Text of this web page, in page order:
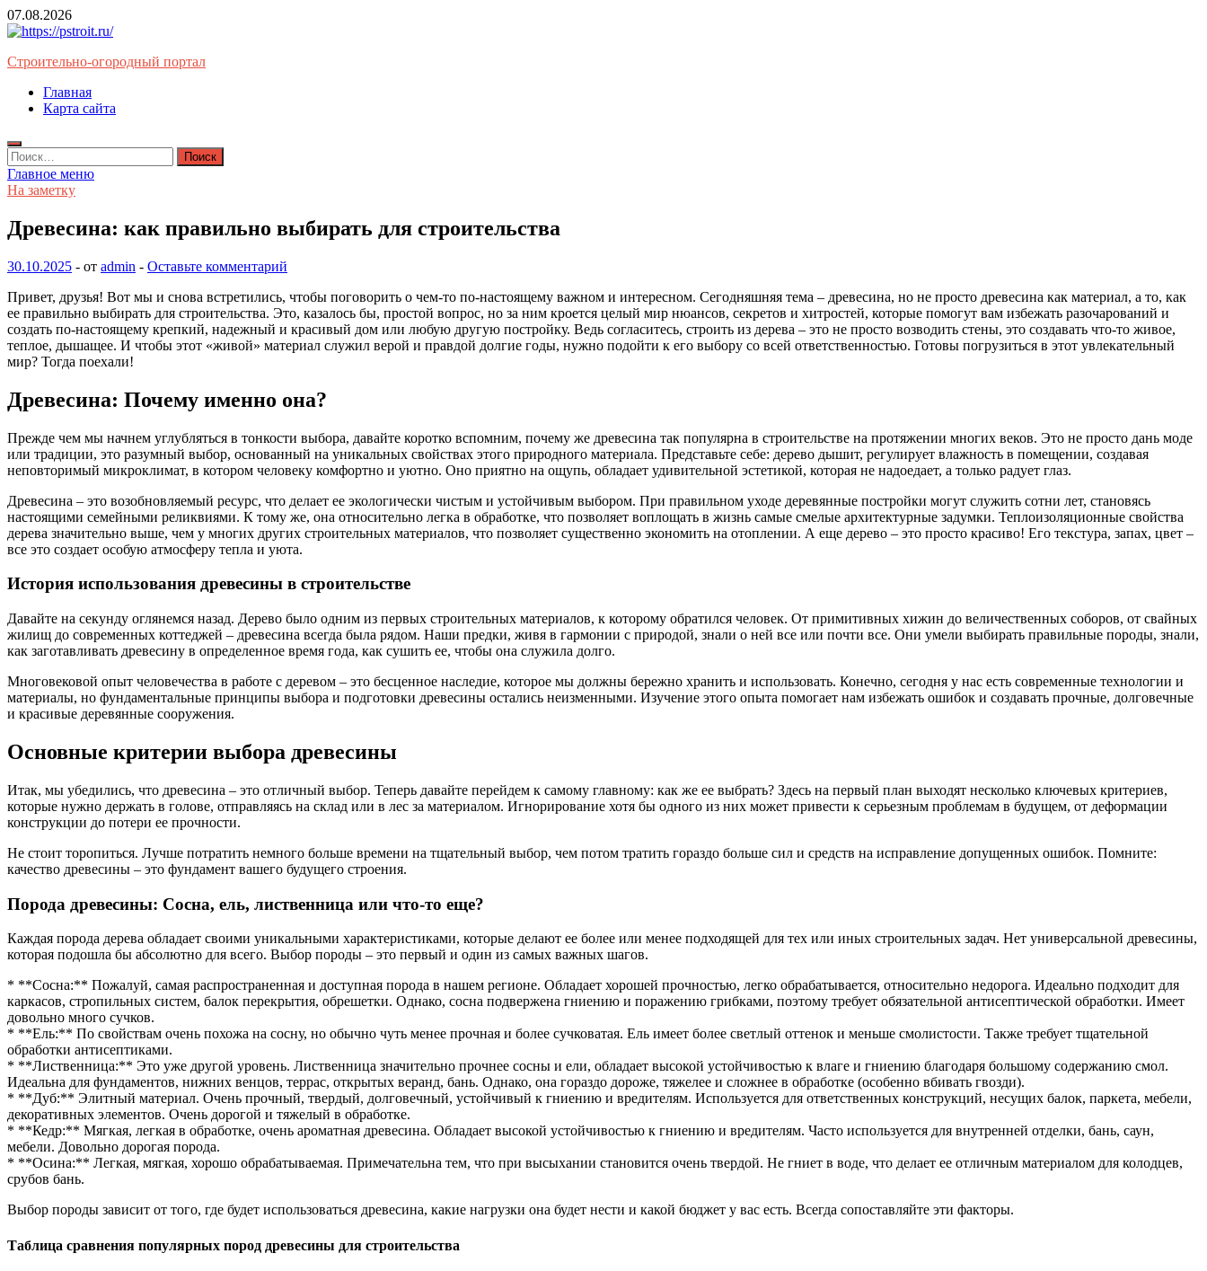
Перейти
к
07.08.2026
Строительно-огородный портал
Главная
Карта сайта
Найти:
Главное меню
На заметку
Древесина: как правильно выбирать для строительства
30.10.2025 - от admin - Оставьте комментарий
Привет, друзья! Вот мы и снова встретились, чтобы поговорить о чем-то по-настоящему важном и интересном. Сегодняшняя тема – древесина, но не просто древесина как материал, а то, как
ее правильно выбирать для строительства. Это, казалось бы, простой вопрос, но за ним кроется целый мир нюансов, секретов и хитростей, которые помогут вам избежать разочарований и
создать по-настоящему крепкий, надежный и красивый дом или любую другую постройку. Ведь согласитесь, строить из дерева – это не просто возводить стены, это создавать что-то живое,
теплое, дышащее. И чтобы этот «живой» материал служил верой и правдой долгие годы, нужно подойти к его выбору со всей ответственностью. Готовы погрузиться в этот увлекательный
мир? Тогда поехали!
Древесина: Почему именно она?
Прежде чем мы начнем углубляться в тонкости выбора, давайте коротко вспомним, почему же древесина так популярна в строительстве на протяжении многих веков. Это не просто дань моде
или традиции, это разумный выбор, основанный на уникальных свойствах этого природного материала. Представьте себе: дерево дышит, регулирует влажность в помещении, создавая
неповторимый микроклимат, в котором человеку комфортно и уютно. Оно приятно на ощупь, обладает удивительной эстетикой, которая не надоедает, а только радует глаз.
Древесина – это возобновляемый ресурс, что делает ее экологически чистым и устойчивым выбором. При правильном уходе деревянные постройки могут служить сотни лет, становясь
настоящими семейными реликвиями. К тому же, она относительно легка в обработке, что позволяет воплощать в жизнь самые смелые архитектурные задумки. Теплоизоляционные свойства
дерева значительно выше, чем у многих других строительных материалов, что позволяет существенно экономить на отоплении. А еще дерево – это просто красиво! Его текстура, запах, цвет –
все это создает особую атмосферу тепла и уюта.
История использования древесины в строительстве
Давайте на секунду оглянемся назад. Дерево было одним из первых строительных материалов, к которому обратился человек. От примитивных хижин до величественных соборов, от свайных
жилищ до современных коттеджей – древесина всегда была рядом. Наши предки, живя в гармонии с природой, знали о ней все или почти все. Они умели выбирать правильные породы, знали,
как заготавливать древесину в определенное время года, как сушить ее, чтобы она служила долго.
Многовековой опыт человечества в работе с деревом – это бесценное наследие, которое мы должны бережно хранить и использовать. Конечно, сегодня у нас есть современные технологии и
материалы, но фундаментальные принципы выбора и подготовки древесины остались неизменными. Изучение этого опыта помогает нам избежать ошибок и создавать прочные, долговечные
и красивые деревянные сооружения.
Основные критерии выбора древесины
Итак, мы убедились, что древесина – это отличный выбор. Теперь давайте перейдем к самому главному: как же ее выбрать? Здесь на первый план выходят несколько ключевых критериев,
которые нужно держать в голове, отправляясь на склад или в лес за материалом. Игнорирование хотя бы одного из них может привести к серьезным проблемам в будущем, от деформации
конструкции до потери ее прочности.
Не стоит торопиться. Лучше потратить немного больше времени на тщательный выбор, чем потом тратить гораздо больше сил и средств на исправление допущенных ошибок. Помните:
качество древесины – это фундамент вашего будущего строения.
Порода древесины: Сосна, ель, лиственница или что-то еще?
Каждая порода дерева обладает своими уникальными характеристиками, которые делают ее более или менее подходящей для тех или иных строительных задач. Нет универсальной древесины,
которая подошла бы абсолютно для всего. Выбор породы – это первый и один из самых важных шагов.
* **Сосна:** Пожалуй, самая распространенная и доступная порода в нашем регионе. Обладает хорошей прочностью, легко обрабатывается, относительно недорога. Идеально подходит для
каркасов, стропильных систем, балок перекрытия, обрешетки. Однако, сосна подвержена гниению и поражению грибками, поэтому требует обязательной антисептической обработки. Имеет
довольно много сучков.
* **Ель:** По свойствам очень похожа на сосну, но обычно чуть менее прочная и более сучковатая. Ель имеет более светлый оттенок и меньше смолистости. Также требует тщательной
обработки антисептиками.
* **Лиственница:** Это уже другой уровень. Лиственница значительно прочнее сосны и ели, обладает высокой устойчивостью к влаге и гниению благодаря большому содержанию смол.
Идеальна для фундаментов, нижних венцов, террас, открытых веранд, бань. Однако, она гораздо дороже, тяжелее и сложнее в обработке (особенно вбивать гвозди).
* **Дуб:** Элитный материал. Очень прочный, твердый, долговечный, устойчивый к гниению и вредителям. Используется для ответственных конструкций, несущих балок, паркета, мебели,
декоративных элементов. Очень дорогой и тяжелый в обработке.
* **Кедр:** Мягкая, легкая в обработке, очень ароматная древесина. Обладает высокой устойчивостью к гниению и вредителям. Часто используется для внутренней отделки, бань, саун,
мебели. Довольно дорогая порода.
* **Осина:** Легкая, мягкая, хорошо обрабатываемая. Примечательна тем, что при высыхании становится очень твердой. Не гниет в воде, что делает ее отличным материалом для колодцев,
срубов бань.
Выбор породы зависит от того, где будет использоваться древесина, какие нагрузки она будет нести и какой бюджет у вас есть. Всегда сопоставляйте эти факторы.
Таблица сравнения популярных пород древесины для строительства